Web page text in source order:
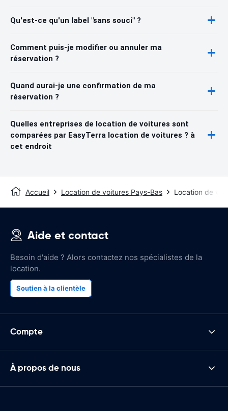
Qu'est-ce qu'un label "sans souci" ?
Comment puis-je modifier ou annuler ma
réservation ?
Quand aurai-je une confirmation de ma
réservation ?
Quelles entreprises de location de voitures sont
comparées par EasyTerra location de voitures ? à
cet endroit
Accueil Location de voitures Pays-Bas Location de
Aide et contact
Besoin d'aide ? Alors contactez nos spécialistes de la
location.
Soutien à la clientèle
Compte
À propos de nous